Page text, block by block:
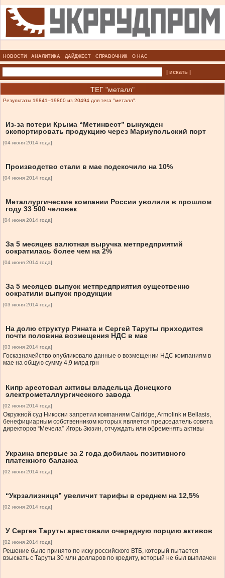
НОВОСТИ АНАЛИТИКА ДАЙДЖЕСТ СПРАВОЧНИК О НАС
| искать |
ТЕГ "металл"
Результаты 19841–19860 из 20494 для тега "металл".
Из-за потери Крыма “Метинвест” вынужден
экспортировать продукцию через Мариупольский порт
[04 июня 2014 года]
Производство стали в мае подскочило на 10%
[04 июня 2014 года]
Металлургические компании России уволили в прошлом
году 33 500 человек
[04 июня 2014 года]
За 5 месяцев валютная выручка метпредприятий
сократилась более чем на 2%
[04 июня 2014 года]
За 5 месяцев выпуск метпредприятия существенно
сократили выпуск продукции
[03 июня 2014 года]
На долю структур Рината и Сергей Таруты приходится
почти половина возмещения НДС в мае
[03 июня 2014 года]
Госказначейство опубликовало данные о возмещении НДС компаниям в
мае на общую сумму 4,9 млрд грн
Кипр арестовал активы владельца Донецкого
электрометаллургического завода
[02 июня 2014 года]
Окружной суд Никосии запретил компаниям Calridge, Armolink и Bellasis,
бенефициарным собственником которых является председатель совета
директоров “Мечела” Игорь Зюзин, отчуждать или обременять активы
Украина впервые за 2 года добилась позитивного
платежного баланса
[02 июня 2014 года]
“Укрзализниця” увеличит тарифы в среднем на 12,5%
[02 июня 2014 года]
У Сергея Таруты арестовали очередную порцию активов
[02 июня 2014 года]
Решение было принято по иску российского ВТБ, который пытается
взыскать с Таруты 30 млн долларов по кредиту, который не был выплачен